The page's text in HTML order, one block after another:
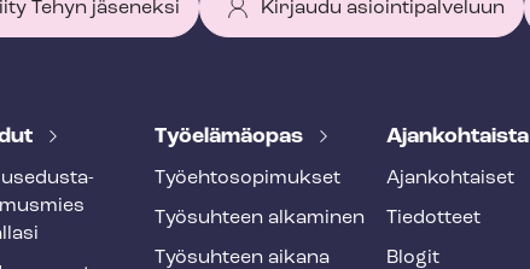
Tehyn jäseneksi Kirjaudu asiointipalveluun
Työelämäopas
Työ­eh­to­so­pi­muk­set
Työsuhteen alkaminen
Työsuhteen aikana
Ajankohtaista
Ajankohtaiset
Tiedotteet
Blogit